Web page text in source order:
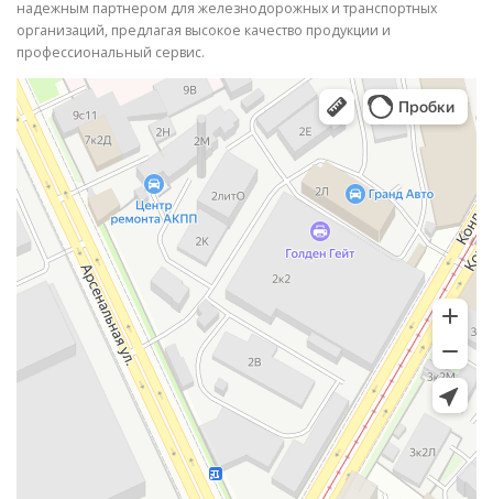
надежным партнером для железнодорожных и транспортных
организаций, предлагая высокое качество продукции и
профессиональный сервис.